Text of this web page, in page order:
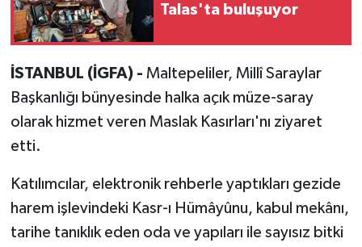
Talas'ta buluşuyor
İSTANBUL (İGFA) - Maltepeliler, Millî Saraylar
Başkanlığı bünyesinde halka açık müze-saray
olarak hizmet veren Maslak Kasırları'nı ziyaret
etti.
Katılımcılar, elektronik rehberle yaptıkları gezide
harem işlevindeki Kasr-ı Hümâyûnu, kabul mekânı,
tarihe tanıklık eden oda ve yapıları ile sayısız bitki